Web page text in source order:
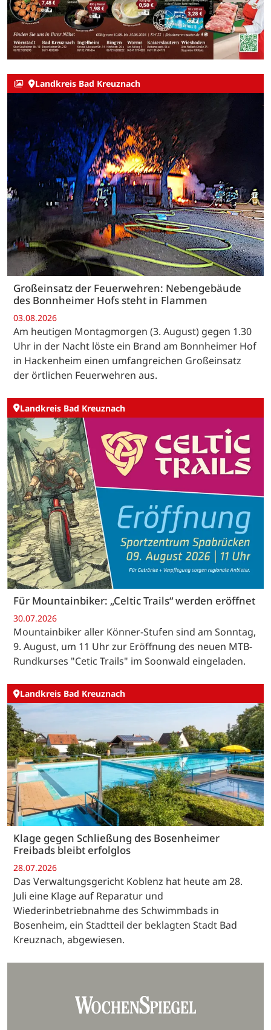
Landkreis Bad Kreuznach
Großeinsatz der Feuerwehren: Nebengebäude
des Bonnheimer Hofs steht in Flammen
03.08.2026
Am heutigen Montagmorgen (3. August) gegen 1.30
Uhr in der Nacht löste ein Brand am Bonnheimer Hof
in Hackenheim einen umfangreichen Großeinsatz
der örtlichen Feuerwehren aus.
Landkreis Bad Kreuznach
Für Mountainbiker: „Celtic Trails“ werden eröffnet
30.07.2026
Mountainbiker aller Könner-Stufen sind am Sonntag,
9. August, um 11 Uhr zur Eröffnung des neuen MTB-
Rundkurses "Cetic Trails" im Soonwald eingeladen.
Landkreis Bad Kreuznach
Klage gegen Schließung des Bosenheimer
Freibads bleibt erfolglos
28.07.2026
Das Verwaltungsgericht Koblenz hat heute am 28.
Juli eine Klage auf Reparatur und
Wiederinbetriebnahme des Schwimmbads in
Bosenheim, ein Stadtteil der beklagten Stadt Bad
Kreuznach, abgewiesen.